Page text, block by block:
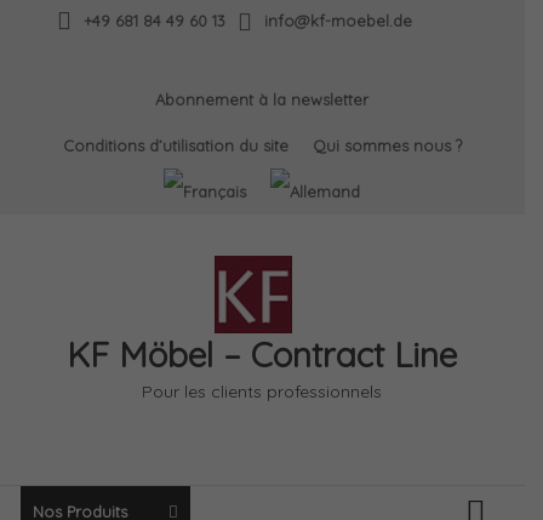
+49 681 84 49 60 13 info@kf-moebel.de
Abonnement à la newsletter
Conditions d’utilisation du site Qui sommes nous ?
KF Möbel – Contract Line
Pour les clients professionnels
Nos Produits